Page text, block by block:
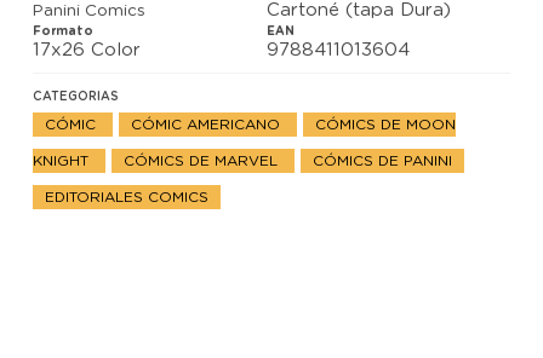
Panini Comics Cartoné (tapa Dura)
Formato
17x26 Color
EAN
9788411013604
CATEGORIAS
CÓMIC CÓMIC AMERICANO CÓMICS DE MOON
KNIGHT CÓMICS DE MARVEL CÓMICS DE PANINI
EDITORIALES COMICS